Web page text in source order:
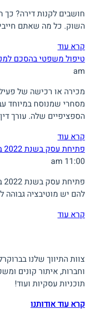
חושבים לקנות דירה?
השוק. כל מה שאתם
קרא עוד
טיפול משפטי בהסכם
am
מכירה או רכישה של
מסחרי שמנוסח במיוחד
הספציפיים שלה. עורך
קרא עוד
פתיחת עסק בשנת 2022 במה זה כרוך והאם זה כדאי
11:00 am
להם יש מוטיבציה
קרא עוד
צוות התיווך שלנו
וחברות, איתור קונים
תוכניות עסקיות ועוד!
קרא עוד אודותנו